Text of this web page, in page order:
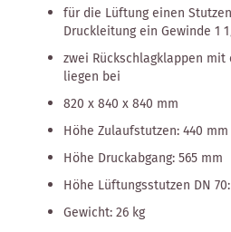
für die Lüftung einen
Druckleitung ein Gewinde 1
zwei Rückschlagklappen
liegen bei
820 x 840 x 840 mm
Höhe Zulaufstutzen: 440 mm
Höhe Druckabgang: 565 mm
Höhe Lüftungsstutzen DN
Gewicht: 26 kg